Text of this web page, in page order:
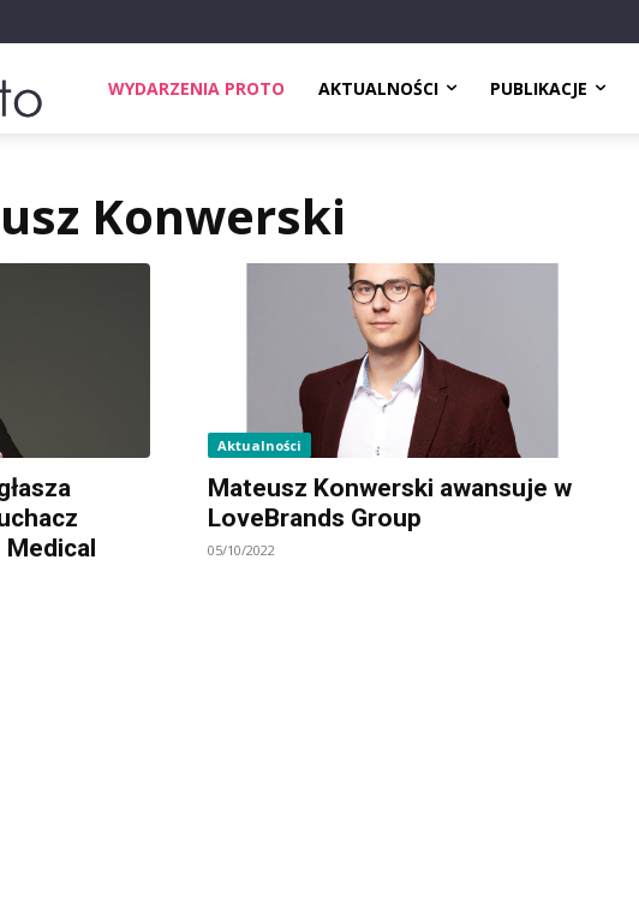
WYDARZENIA PROTO AKTUALNOŚCI PUBLIKACJE
Konwerski
Aktualności
Mateusz Konwerski awansuje w
LoveBrands Group
05/10/2022